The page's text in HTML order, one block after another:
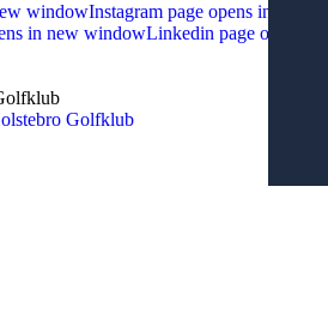
windowInstagram page opens in new
in new windowLinkedin page opens